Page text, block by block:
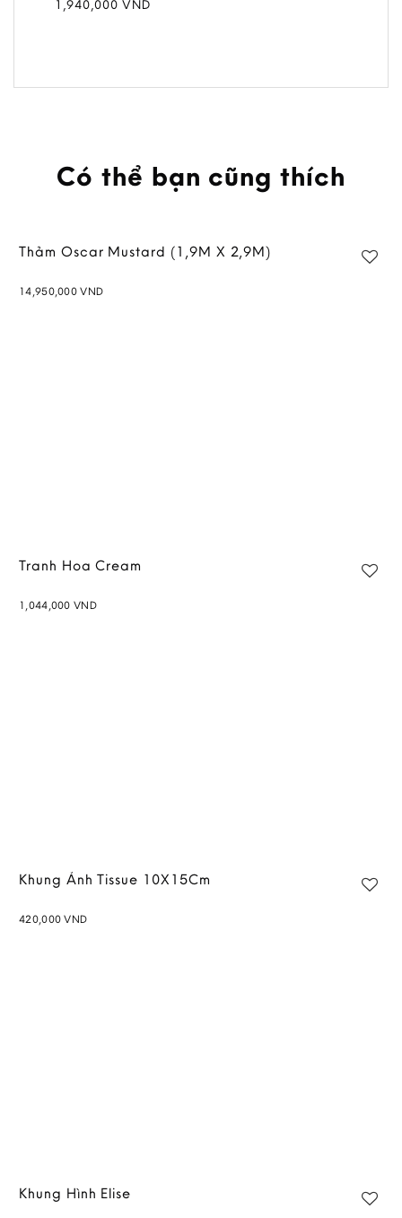
1,940,000VND
Có thể bạn cũng thích
Thảm Oscar Mustard (1,9M X 2,9M)
14,950,000VND
Tranh Hoa Cream
1,044,000 VND
Khung Ảnh Tissue 10X15Cm
420,000VND
Khung Hình Elise